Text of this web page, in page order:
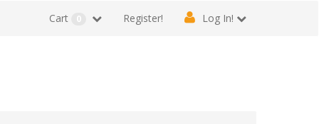
Register! Log In!
Cart 0